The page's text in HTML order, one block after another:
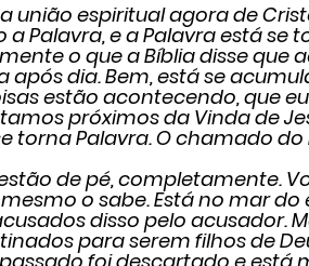
união espiritual agora de
a Palavra, e a Palavra está se
o que a Bíblia disse que
dia. Bem, está se
estão acontecendo, que
próximos da Vinda de
torna Palavra. O chamado
estão de pé, completamente.
o sabe. Está no mar
disso pelo acusador.
para serem filhos de